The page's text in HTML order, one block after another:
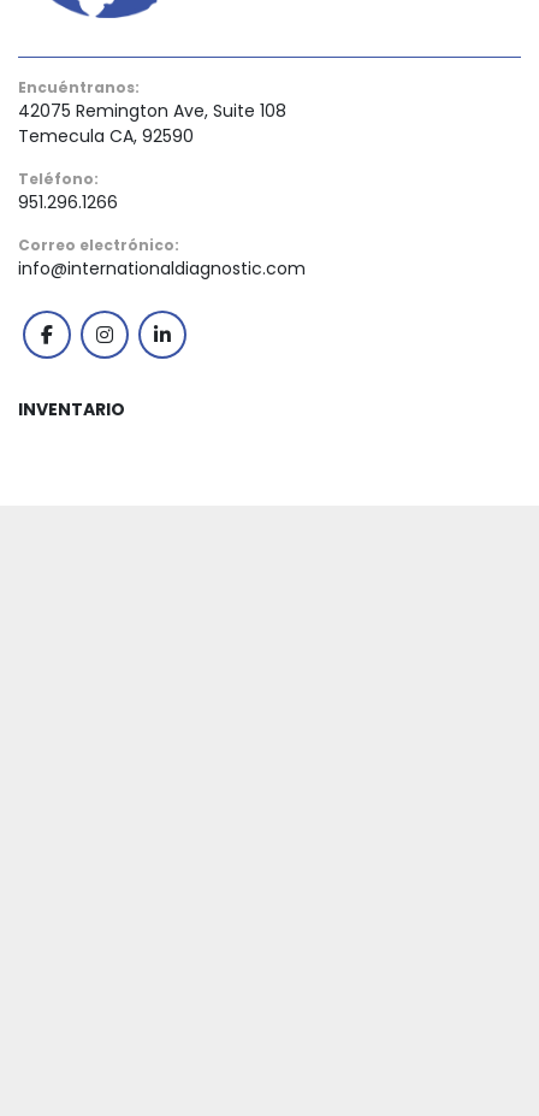
Encuéntranos:
42075 Remington Ave, Suite 108
Temecula CA, 92590
Teléfono:
951.296.1266
Correo electrónico:
info@internationaldiagnostic.com
facebookinstagramlinkedin
INVENTARIO